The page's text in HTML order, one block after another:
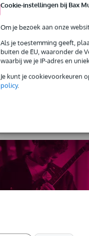
Cookie-instellingen bij Bax
Om je bezoek aan onze
Als je toestemming geeft,
buiten de EU, waaronder de
waarbij we je IP-adres en
Je kunt je cookievoorkeuren
policy.
30 dagen 'niet goed geld